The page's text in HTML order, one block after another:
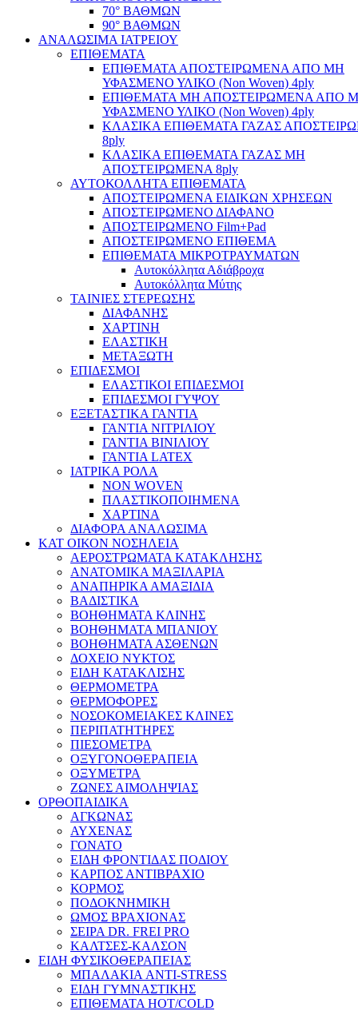
70° ΒΑΘΜΩΝ
90° ΒΑΘΜΩΝ
ΑΝΑΛΩΣΙΜΑ ΙΑΤΡΕΙΟΥ
ΕΠΙΘΕΜΑΤΑ
ΕΠΙΘΕΜΑΤΑ ΑΠΟΣΤΕΙΡΩΜΕΝΑ ΑΠΟ ΜΗ
ΥΦΑΣΜΕΝΟ ΥΛΙΚΟ (Non Woven) 4ply
ΕΠΙΘΕΜΑΤΑ ΜΗ ΑΠΟΣΤΕΙΡΩΜΕΝΑ ΑΠΟ
ΥΦΑΣΜΕΝΟ ΥΛΙΚΟ (Non Woven) 4ply
ΚΛΑΣΙΚΑ ΕΠΙΘΕΜΑΤΑ ΓΑΖΑΣ
8ply
ΚΛΑΣΙΚΑ ΕΠΙΘΕΜΑΤΑ ΓΑΖΑΣ ΜΗ
ΑΠΟΣΤΕΙΡΩΜΕΝΑ 8ply
ΑΥΤΟΚΟΛΛΗΤΑ ΕΠΙΘΕΜΑΤΑ
ΑΠΟΣΤΕΙΡΩΜΕΝΑ ΕΙΔΙΚΩΝ ΧΡΗΣΕΩΝ
ΑΠΟΣΤΕΙΡΩΜΕΝΟ ΔΙΑΦΑΝΟ
ΑΠΟΣΤΕΙΡΩΜΕΝΟ Film+Pad
ΑΠΟΣΤΕΙΡΩΜΕΝΟ ΕΠΙΘΕΜΑ
ΕΠΙΘΕΜΑΤΑ ΜΙΚΡΟΤΡΑΥΜΑΤΩΝ
Αυτοκόλλητα Αδιάβροχα
Αυτοκόλλητα Μύτης
ΤΑΙΝΙΕΣ ΣΤΕΡΕΩΣΗΣ
ΔΙΑΦΑΝΗΣ
ΧΑΡΤΙΝΗ
ΕΛΑΣΤΙΚΗ
ΜΕΤΑΞΩΤΗ
ΕΠΙΔΕΣΜΟΙ
ΕΛΑΣΤΙΚΟΙ ΕΠΙΔΕΣΜΟΙ
ΕΠΙΔΕΣΜΟΙ ΓΥΨΟΥ
ΕΞΕΤΑΣΤΙΚΑ ΓΑΝΤΙΑ
ΓΑΝΤΙΑ ΝΙΤΡΙΛΙΟΥ
ΓΑΝΤΙΑ ΒΙΝΙΛΙΟΥ
ΓΑΝΤΙΑ LATEX
ΙΑΤΡΙΚΑ ΡΟΛΑ
NON WOVEN
ΠΛΑΣΤΙΚΟΠΟΙΗΜΕΝΑ
ΧΑΡΤΙΝΑ
ΔΙΑΦΟΡΑ ΑΝΑΛΩΣΙΜΑ
ΚΑΤ ΟΙΚΟΝ ΝΟΣΗΛΕΙΑ
ΑΕΡΟΣΤΡΩΜΑΤΑ ΚΑΤΑΚΛΗΣΗΣ
ΑΝΑΤΟΜΙΚΑ ΜΑΞΙΛΑΡΙΑ
ΑΝΑΠΗΡΙΚΑ ΑΜΑΞΙΔΙΑ
ΒΑΔΙΣΤΙΚΑ
ΒΟΗΘΗΜΑΤΑ ΚΛΙΝΗΣ
ΒΟΗΘΗΜΑΤΑ ΜΠΑΝΙΟΥ
ΒΟΗΘΗΜΑΤΑ ΑΣΘΕΝΩΝ
ΔΟΧΕΙΟ ΝΥΚΤΟΣ
ΕΙΔΗ ΚΑΤΑΚΛΙΣΗΣ
ΘΕΡΜΟΜΕΤΡΑ
ΘΕΡΜΟΦΟΡΕΣ
ΝΟΣΟΚΟΜΕΙΑΚΕΣ ΚΛΙΝΕΣ
ΠΕΡΙΠΑΤΗΤΗΡΕΣ
ΠΙΕΣΟΜΕΤΡΑ
ΟΞΥΓΟΝΟΘΕΡΑΠΕΙΑ
ΟΞΥΜΕΤΡΑ
ΖΩΝΕΣ ΑΙΜΟΛΗΨΙΑΣ
ΟΡΘΟΠΑΙΔΙΚΑ
ΑΓΚΩΝΑΣ
ΑΥΧΕΝΑΣ
ΓΟΝΑΤΟ
ΕΙΔΗ ΦΡΟΝΤΙΔΑΣ ΠΟΔΙΟΥ
ΚΑΡΠΟΣ ΑΝΤΙΒΡΑΧΙΟ
ΚΟΡΜΟΣ
ΠΟΔΟΚΝΗΜΙΚΗ
ΩΜΟΣ ΒΡΑΧΙΟΝΑΣ
ΣΕΙΡΑ DR. FREI PRO
ΚΑΛΤΣΕΣ-ΚΑΛΣΟΝ
ΕΙΔΗ ΦΥΣΙΚΟΘΕΡΑΠΕΙΑΣ
ΜΠΑΛΑΚΙΑ ANTI-STRESS
ΕΙΔΗ ΓΥΜΝΑΣΤΙΚΗΣ
ΕΠΙΘΕΜΑΤΑ HOT/COLD